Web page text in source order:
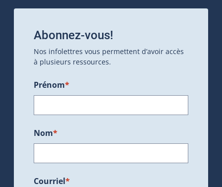
Abonnez-vous!
Nos infolettres vous permettent d’avoir accès
à plusieurs ressources.
Prénom*
Nom*
Courriel*